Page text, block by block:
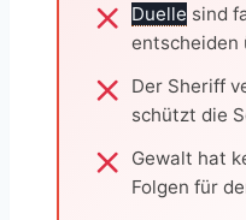
Duelle sind
entscheiden
Der Sheriff
schützt die
Gewalt hat
Folgen für